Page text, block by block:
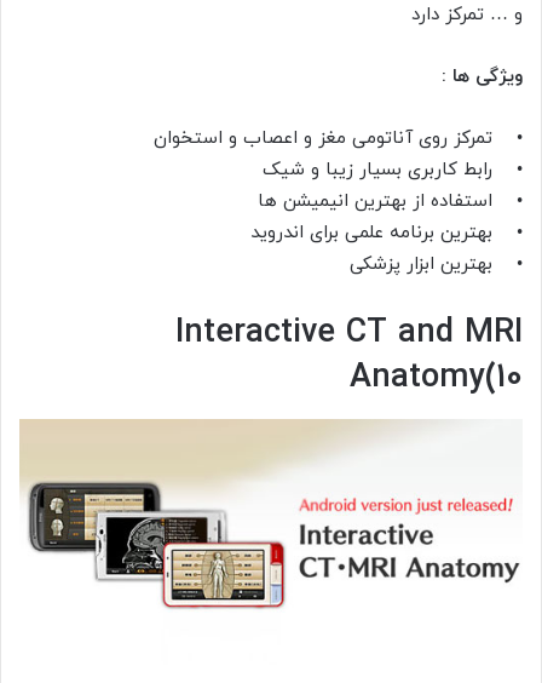
و … تمرکز دارد
ویژگی ها :
• تمرکز روی آناتومی مغز و اعصاب و استخوان
• رابط کاربری بسیار زیبا و شیک
• استفاده از بهترین انیمیشن ها
• بهترین برنامه علمی برای اندروید
• بهترین ابزار پزشکی
Interactive CT and MRI
Anatomy(10